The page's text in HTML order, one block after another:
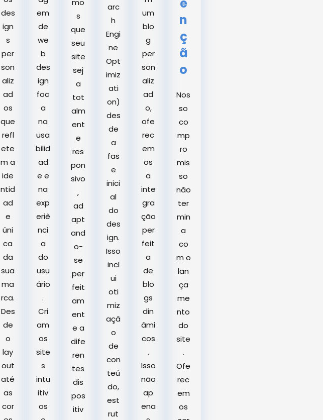
des
ign
s
per
son
aliz
ad
os
que
refl
ete
m a
ide
ntid
ad
e
úni
ca
da
sua
ma
rca.
Des
de
o
lay
out
até
as
cor
em
de
we
b
des
ign
foc
a
na
usa
bilid
ad
e e
na
exp
eriê
nci
a
do
usu
ário
.
Cri
am
os
site
s
intu
itiv
os
mo
s
que
seu
site
sej
a
tot
alm
ent
e
res
pon
sivo
,
ad
apt
and
o-
se
per
feit
am
ent
e a
dife
ren
tes
dis
pos
itiv
arc
h
Engi
ne
Opt
imiz
ati
on)
des
de
a
fas
e
inici
al
do
des
ign.
Isso
incl
ui
oti
miz
açã
o
de
con
teú
do,
est
rut
um
blo
g
per
son
aliz
ad
o,
ofe
rec
em
os
a
inte
gra
ção
per
feit
a
de
blo
gs
din
âmi
cos
.
Isso
não
ap
ena
n
ç
ã
o
Nos
so
co
mp
ro
mis
so
não
ter
min
a
co
m o
lan
ça
me
nto
do
site
.
Ofe
rec
em
os